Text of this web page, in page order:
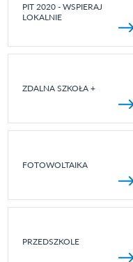
PIT 2020 - WSPIERAJ
LOKALNIE
ZDALNA SZKOŁA +
FOTOWOLTAIKA
PRZEDSZKOLE